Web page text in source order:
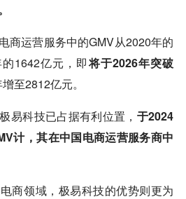
商运营服务中的GMV从2020年的
1642亿元，即将于2026年突破
至2812亿元。
易科技已占据有利位置， 于2024
计，其在中国电商运营服务商中
商领域，极易科技的优势则更为